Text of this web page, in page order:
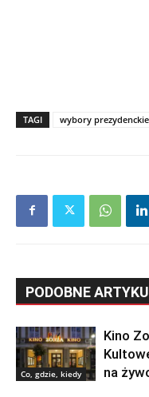
TAGI wybory
PODOBNE
Co, gdzie, kiedy
Kino
na